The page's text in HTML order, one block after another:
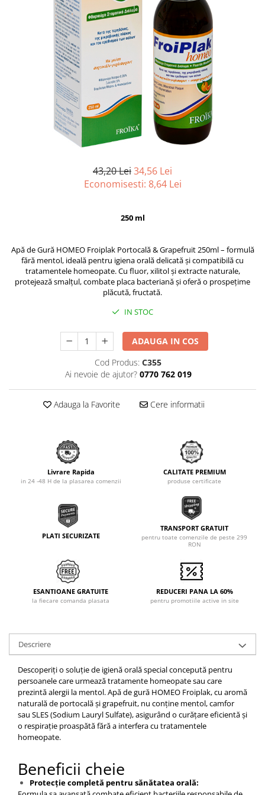
43,20 Lei34,56 Lei
Economisesti: 8,64 Lei
250 ml
Apă de Gură HOMEO Froiplak Portocală & Grapefruit 250ml – formulă
fără mentol, ideală pentru igiena orală delicată și compatibilă cu
tratamentele homeopate. Cu fluor, xilitol și extracte naturale,
protejează smalțul, combate placa bacteriană și oferă o prospețime
plăcută, fructată.
IN STOC
ADAUGA IN COS
Cod Produs: C355
Ai nevoie de ajutor? 0770 762 019
Adauga la Favorite Cere informatii
Livrare Rapida
in 24 -48 H de la plasarea comenzii
CALITATE PREMIUM
produse certificate
PLATI SECURIZATE
TRANSPORT GRATUIT
pentru toate comenzile de peste 299
RON
ESANTIOANE GRATUITE
la fiecare comanda plasata
REDUCERI PANA LA 60%
pentru promotiile active in site
Descriere
Descoperiți o soluție de igienă orală special concepută pentru
persoanele care urmează tratamente homeopate sau care
prezintă alergii la mentol. Apă de gură HOMEO Froiplak, cu aromă
naturală de portocală și grapefruit, nu conține mentol, camfor
sau SLES (Sodium Lauryl Sulfate), asigurând o curățare eficientă și
o respirație proaspătă fără a interfera cu tratamentele
homeopate.​
Beneficii cheie
Protecție completă pentru sănătatea orală: